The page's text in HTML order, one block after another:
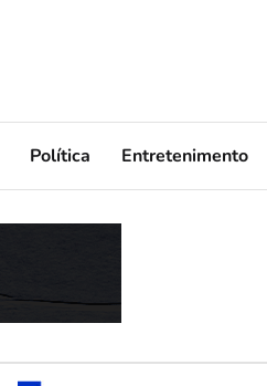
Política Entretenimento